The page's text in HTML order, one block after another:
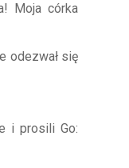
Moja córka
odezwał się
i prosili Go: